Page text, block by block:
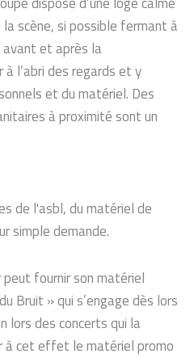
scène, si possible fermant à
avant et après la
à l’abri des regards et y
et du matériel. Des
à proximité sont un
de l'asbl, du matériel de
simple demande.
peut fournir son matériel
Bruit » qui s’engage dès lors
lors des concerts qui la
à cet effet le matériel promo